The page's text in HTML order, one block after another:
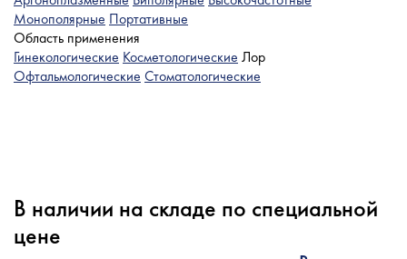
Монополярные Портативные
Область применения
Гинекологические Косметологические Лор
Офтальмологические Стоматологические
В наличии на складе по специальной
цене